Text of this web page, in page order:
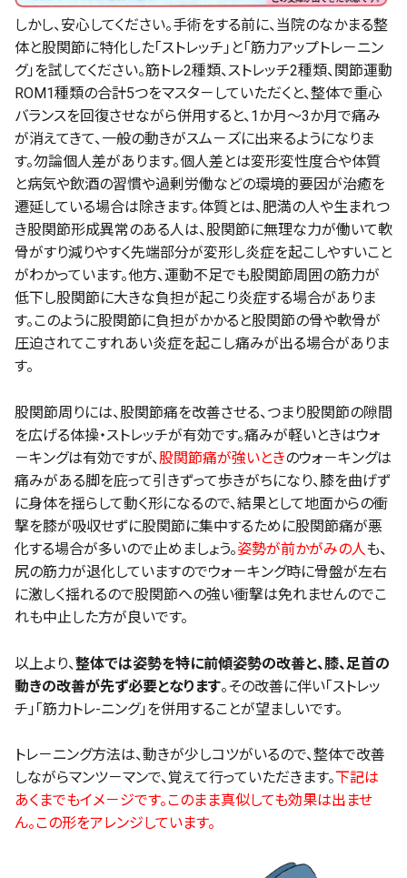
しかし、安心してください。手術をする前に、当院のなかまる整
体と股関節に特化した「ストレッチ」と「筋力アップトレ－ニン
グ」を試してください。筋トレ2種類、ストレッチ2種類、関節運動
ROM1種類の合計5つをマスタ－していただくと、整体で重心
バランスを回復させながら併用すると、1か月～3か月で痛み
が消えてきて、一般の動きがスム－ズに出来るようになりま
す。勿論個人差があります。個人差とは変形変性度合や体質
と病気や飲酒の習慣や過剰労働などの環境的要因が治癒を
遷延している場合は除きます。体質とは、肥満の人や生まれつ
き股関節形成異常のある人は、股関節に無理な力が働いて軟
骨がすり減りやすく先端部分が変形し炎症を起こしやすいこと
がわかっています。他方、運動不足でも股関節周囲の筋力が
低下し股関節に大きな負担が起こり炎症する場合がありま
す。このように股関節に負担がかかると股関節の骨や軟骨が
圧迫されてこすれあい炎症を起こし痛みが出る場合がありま
す。
股関節周りには、股関節痛を改善させる、つまり股関節の隙間
を広げる体操・ストレッチが有効です。痛みが軽いときはウォ
－キングは有効ですが、股関節痛が強いときのウォ－キングは
痛みがある脚を庇って引きずって歩きがちになり、膝を曲げず
に身体を揺らして動く形になるので、結果として地面からの衝
撃を膝が吸収せずに股関節に集中するために股関節痛が悪
化する場合が多いので止めましょう。姿勢が前かがみの人も、
尻の筋力が退化していますのでウォ－キング時に骨盤が左右
に激しく揺れるので股関節への強い衝撃は免れませんのでこ
れも中止した方が良いです。
以上より、整体では姿勢を特に前傾姿勢の改善と、膝、足首の
動きの改善が先ず必要となります。その改善に伴い「ストレッ
チ」「筋力トレ-ニング」を併用することが望ましいです。
トレ－ニング方法は、動きが少しコツがいるので、整体で改善
しながらマンツ－マンで、覚えて行っていただきます。下記は
あくまでもイメ－ジです。このまま真似しても効果は出ませ
ん。この形をアレンジしています。